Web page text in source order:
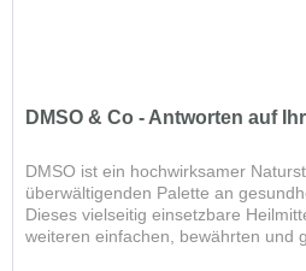
DMSO & Co - Antworten auf
DMSO ist ein hochwirksamer
überwältigenden Palette an
Dieses vielseitig einsetzbare
weiteren einfachen, bewährten und